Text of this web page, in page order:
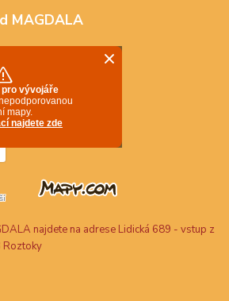
MAGDALA
najdete na adrese Lidická 689 - vstup z
Roztoky